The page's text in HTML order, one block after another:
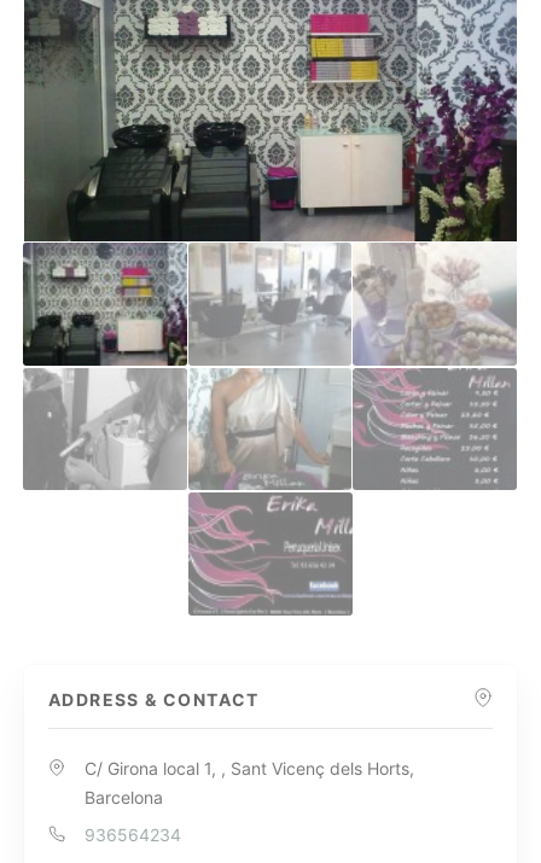
ADDRESS & CONTACT
C/ Girona local 1, , Sant Vicenç dels Horts,
Barcelona
936564234